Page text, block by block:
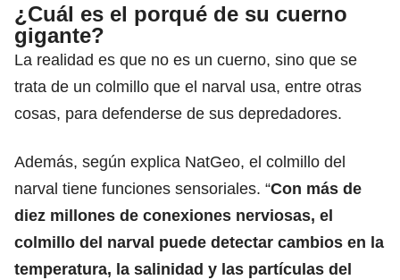
¿Cuál es el porqué de su cuerno
gigante?
La realidad es que no es un cuerno, sino que se
trata de un colmillo que el narval usa, entre otras
cosas, para defenderse de sus depredadores.
Además, según explica NatGeo, el colmillo del
narval tiene funciones sensoriales. “Con más de
diez millones de conexiones nerviosas, el
colmillo del narval puede detectar cambios en la
temperatura, la salinidad y las partículas del